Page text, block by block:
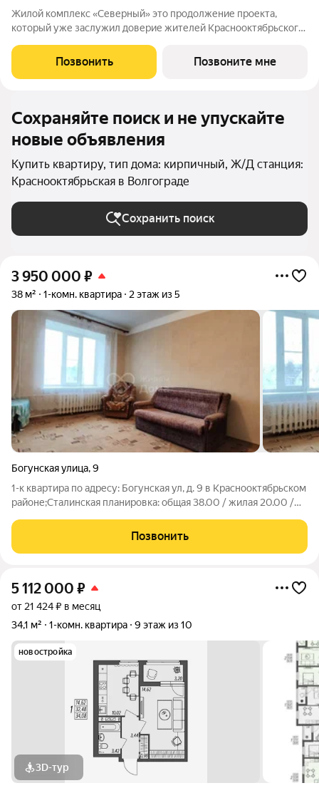
Жилой комплекс «Северный» это продолжение проекта,
который уже заслужил доверие жителей Краснооктябрьского
благоустроенную территорию и комфортную среду для
жизни. Новый этап проекта создан с учетом
Позвонить Позвоните мне
Сохраняйте поиск и не упускайте
новые объявления
Купить квартиру, тип дома: кирпичный, Ж/Д станция:
Краснооктябрьская в Волгограде
Сохранить поиск
3 950 000 ₽
38 м² 1-комн. квартира 2 этаж из 5
Богунская улица,9
1-к квартира по адресу: Богунская ул, д. 9 в Краснооктябрьском
районе;Сталинская планировка: общая 38.00 / жилая 20.00 /
На полу линолеум.Квартира не угловая, окна выходят на улицу
Богунская.В
Позвонить
5 112 000 ₽
от 21 424 ₽ в месяц
34,1 м²
1-комн. квартира 9 этаж из 10
новостройка
3D-тур